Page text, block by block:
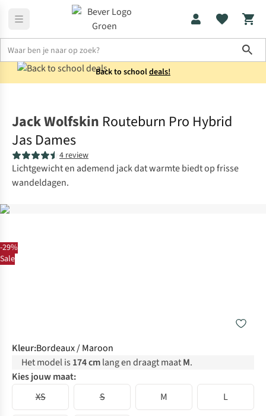
Back to schooldeals!
-29%
Sale
Jack Wolfskin Routeburn Pro Hybrid
Jas Dames
4 review
Lichtgewicht en ademend jack dat warmte biedt op frisse
wandeldagen.
Kleur:Bordeaux / Maroon
Het model is 174 cmlang en draagt maatM.
Kies jouw maat:
XS
S M L